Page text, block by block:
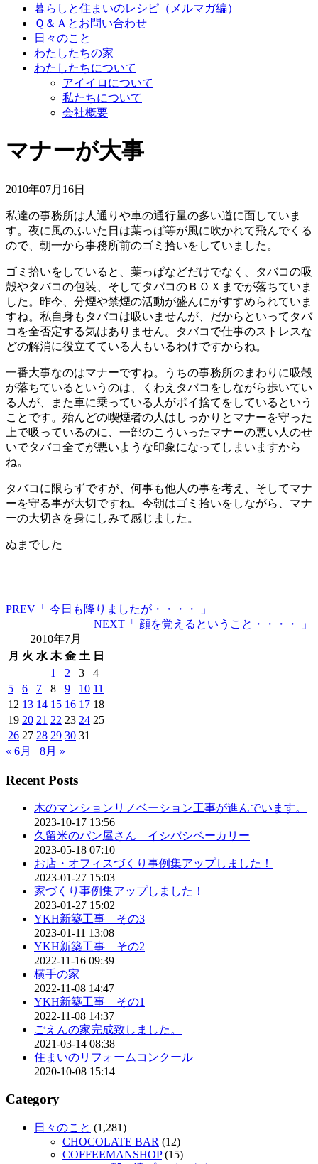
暮らしと住まいのレシピ（メルマガ編）
Ｑ＆Ａとお問い合わせ
日々のこと
わたしたちの家
わたしたちについて
アイイロについて
私たちについて
会社概要
マナーが大事
2010年07月16日
私達の事務所は人通りや車の通行量の多い道に面していま
す。夜に風のふいた日は葉っぱ等が風に吹かれて飛んでくる
ので、朝一から事務所前のゴミ拾いをしていました。
ゴミ拾いをしていると、葉っぱなどだけでなく、タバコの吸
殻やタバコの包装、そしてタバコのＢＯＸまでが落ちていま
した。昨今、分煙や禁煙の活動が盛んにがすすめられていま
すね。私自身もタバコは吸いませんが、だからといってタバ
コを全否定する気はありません。タバコで仕事のストレスな
どの解消に役立てている人もいるわけですからね。
一番大事なのはマナーですね。うちの事務所のまわりに吸殻
が落ちているというのは、くわえタバコをしながら歩いてい
る人が、また車に乗っている人がポイ捨てをしているという
ことです。殆んどの喫煙者の人はしっかりとマナーを守った
上で吸っているのに、一部のこういったマナーの悪い人のせ
いでタバコ全てが悪いような印象になってしまいますから
ね。
タバコに限らずですが、何事も他人の事を考え、そしてマナ
ーを守る事が大切ですね。今朝はゴミ拾いをしながら、マナ
ーの大切さを身にしみて感じました。
ぬまでした
PREV 「 今日も降りましたが・・・・ 」
NEXT 「 顔を覚えるということ・・・・ 」
2010年7月
月 火 水 木 金 土 日
1
2 3
4
5
6 7 8 9 10 11
12 13 14 15 16 17 18
19 20 21 22 23 24 25
26 27 28 29 30 31
« 6月
8月 »
Recent Posts
木のマンションリノベーション工事が進んでいます。
2023-10-17 13:56
久留米のパン屋さん イシバシベーカリー
2023-05-18 07:10
お店・オフィスづくり事例集アップしました！
2023-01-27 15:03
家づくり事例集アップしました！
2023-01-27 15:02
YKH新築工事 その3
2023-01-11 13:08
YKH新築工事 その2
2022-11-16 09:39
横手の家
2022-11-08 14:47
YKH新築工事 その1
2022-11-08 14:37
ごえんの家完成致しました。
2021-03-14 08:38
住まいのリフォームコンクール
2020-10-08 15:14
Category
日々のこと (1,281)
CHOCOLATE BAR (12)
COFFEEMANSHOP(15)